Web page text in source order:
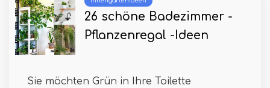
26 schöne Badezimmer -
Pflanzenregal -Ideen
Sie möchten Grün in Ihre Toilette